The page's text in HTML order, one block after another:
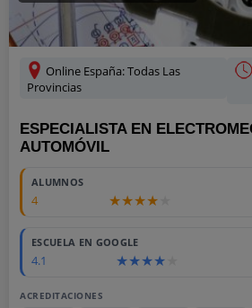
Online España: Todas Las
Provincias
ESPECIALISTA EN
AUTOMÓVIL
ALUMNOS
4
ESCUELA EN GOOGLE
4.1
ACREDITACIONES